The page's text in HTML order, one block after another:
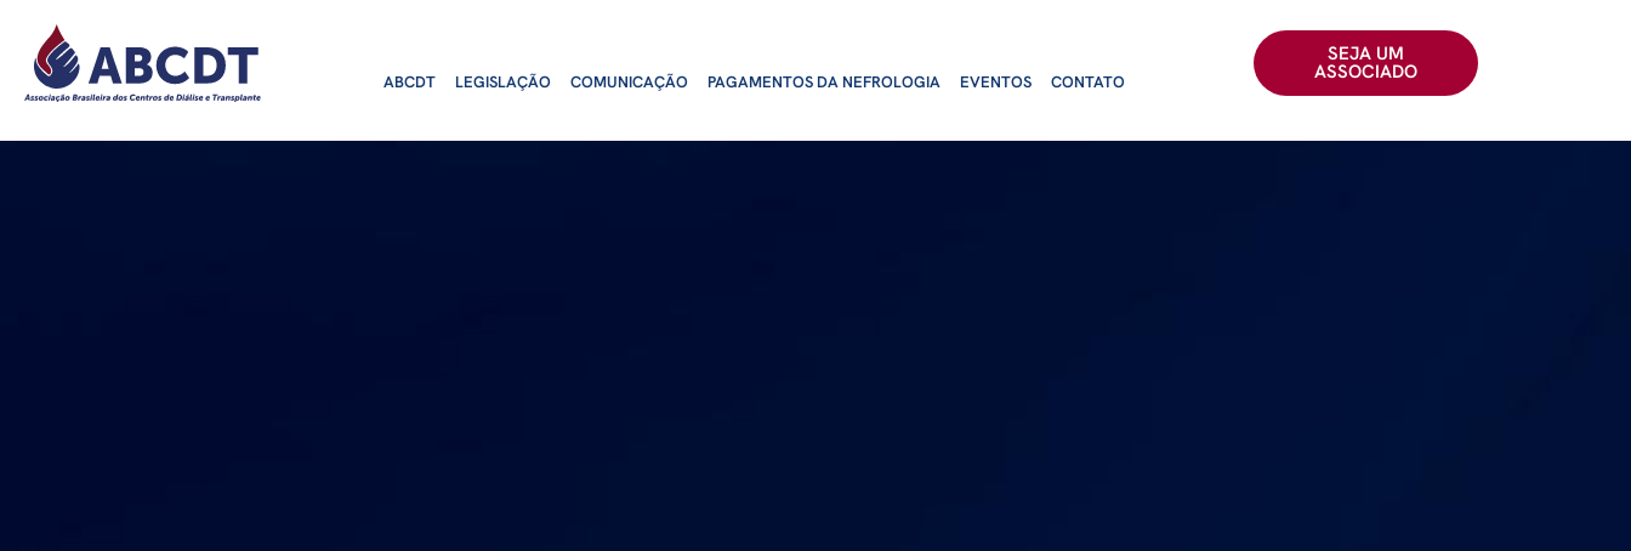
conteúdo
ABCDT LEGISLAÇÃO COMUNICAÇÃO PAGAMENTOS DA NEFROLOGIA EVENTOS CONTATO
SEJA UM
ASSOCIADO